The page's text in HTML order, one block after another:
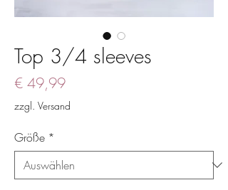
Top 3/4 sleeves
€ 49,99Preis
zzgl. Versand
Größe *